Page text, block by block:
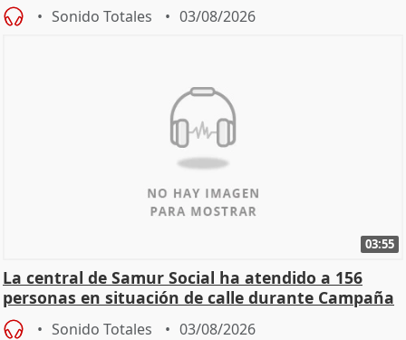
Sonido Totales 03/08/2026
03:55
La central de Samur Social ha atendido a 156
personas en situación de calle durante Campaña
de Calor
Sonido Totales 03/08/2026